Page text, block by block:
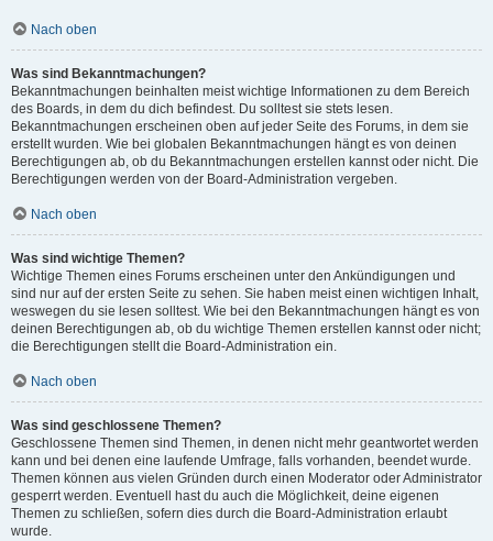
Nach oben
Was sind Bekanntmachungen?
Bekanntmachungen beinhalten meist wichtige Informationen zu dem Bereich
des Boards, in dem du dich befindest. Du solltest sie stets lesen.
Bekanntmachungen erscheinen oben auf jeder Seite des Forums, in dem sie
erstellt wurden. Wie bei globalen Bekanntmachungen hängt es von deinen
Berechtigungen ab, ob du Bekanntmachungen erstellen kannst oder nicht. Die
Berechtigungen werden von der Board-Administration vergeben.
Nach oben
Was sind wichtige Themen?
Wichtige Themen eines Forums erscheinen unter den Ankündigungen und
sind nur auf der ersten Seite zu sehen. Sie haben meist einen wichtigen Inhalt,
weswegen du sie lesen solltest. Wie bei den Bekanntmachungen hängt es von
deinen Berechtigungen ab, ob du wichtige Themen erstellen kannst oder nicht;
die Berechtigungen stellt die Board-Administration ein.
Nach oben
Was sind geschlossene Themen?
Geschlossene Themen sind Themen, in denen nicht mehr geantwortet werden
kann und bei denen eine laufende Umfrage, falls vorhanden, beendet wurde.
Themen können aus vielen Gründen durch einen Moderator oder Administrator
gesperrt werden. Eventuell hast du auch die Möglichkeit, deine eigenen
Themen zu schließen, sofern dies durch die Board-Administration erlaubt
wurde.